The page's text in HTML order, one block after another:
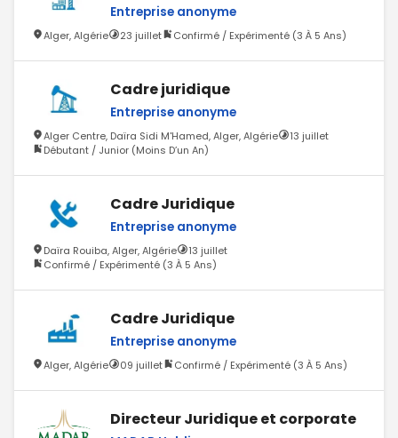
Entreprise anonyme
Alger, Algérie 23 juillet Confirmé / Expérimenté (3 À 5 Ans)
Cadre juridique
Entreprise anonyme
Alger Centre, Daïra Sidi M'Hamed, Alger, Algérie
13 juillet
Débutant / Junior (Moins D’un An)
Cadre Juridique
Entreprise anonyme
Daïra Rouiba, Alger, Algérie
13 juillet
Confirmé / Expérimenté (3 À 5 Ans)
Cadre Juridique
Entreprise anonyme
Alger, Algérie 09 juillet Confirmé / Expérimenté (3 À 5 Ans)
Directeur Juridique et corporate